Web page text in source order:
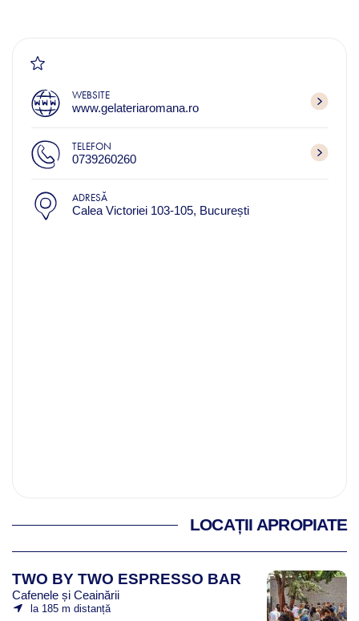
WEBSITE
www.gelateriaromana.ro
TELEFON
0739260260
ADRESĂ
Calea Victoriei 103-105, București
LOCAȚII APROPIATE
TWO BY TWO ESPRESSO BAR
Cafenele și Ceainării
la 185 m distanță